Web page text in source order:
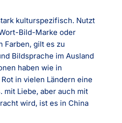
kulturspezifisch. Nutzt
Bild-Marke oder
Farben, gilt es zu
Bildsprache im Ausland
haben wie in
in vielen Ländern eine
mit Liebe, aber auch mit
wird, ist es in China